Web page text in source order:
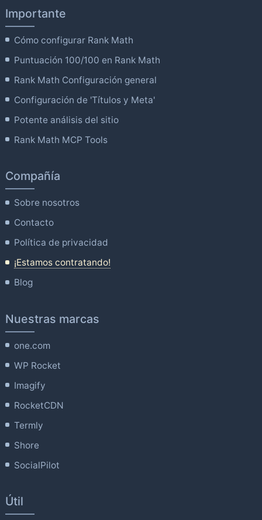
Importante
Cómo configurar Rank Math
Puntuación 100/100 en Rank Math
Rank Math Configuración general
Configuración de 'Títulos y Meta'
Potente análisis del sitio
Rank Math MCP Tools
Compañía
Sobre nosotros
Contacto
Política de privacidad
¡Estamos contratando!
Blog
Nuestras marcas
one.com
WP Rocket
Imagify
RocketCDN
Termly
Shore
SocialPilot
Útil